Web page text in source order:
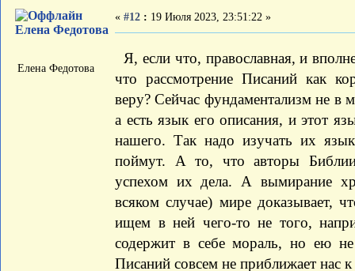
Елена Федотова
Елена Федотова
« #12 : 19 Июля 2023, 23:51:22 »
Я, если что, православная, и
что рассмотрение Писаний как
веру? Сейчас фундаментализм не в
а есть язык его описания, и этот
нашего. Так надо изучать их
поймут. А то, что авторы Библии
успехом их дела. А вымирание
всяком случае) мире доказывает,
ищем в ней чего-то не того,
содержит в себе мораль, но ею не
Писаний совсем не приближает нас